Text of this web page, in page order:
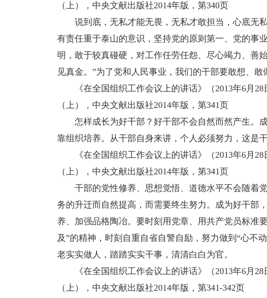
（上），中央文献出版社2014年版，第340页
说到底，无私才能无畏，无私才敢担当，心底无
有责任重于泰山的意识，坚持党的原则第一、党的事
明，敢于较真碰硬，对工作任劳任怨、尽心竭力、善
见真金。”为了党和人民事业，我们的干部要敢想、敢
《在全国组织工作会议上的讲话》（2013年6月28
（上），中央文献出版社2014年版，第341页
怎样成长为好干部？好干部不会自然而然产生。
靠组织培养。从干部自身来讲，个人必须努力，这是
《在全国组织工作会议上的讲话》（2013年6月28
（上），中央文献出版社2014年版，第341页
干部的党性修养、思想觉悟、道德水平不会随着
务的升迁而自然提高，而需要终生努力。成为好干部
养、加强品格陶冶。要时刻用党章、用共产党员标准
及”的精神，时刻自重自省自警自励，努力做到“心不
老实实做人，踏踏实实干事，清清白白为官。
《在全国组织工作会议上的讲话》（2013年6月28
（上），中央文献出版社2014年版，第341-342页